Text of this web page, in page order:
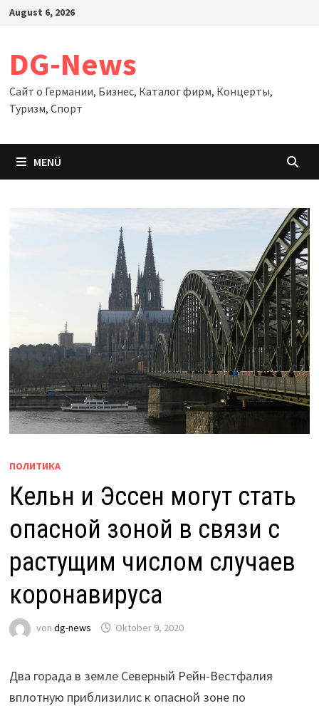
Zum
August 6, 2026
DG-News
Сайт о Германии, Бизнес, Каталог фирм, Концерты,
Туризм, Спорт
MENÜ
ПОЛИТИКА
Кельн и Эссен могут стать
опасной зоной в связи с
растущим числом случаев
коронавируса
von dg-news Oktober 9, 2020
Два горада в земле Северный Рейн-Вестфалия
вплотную приблизилис к опасной зоне по